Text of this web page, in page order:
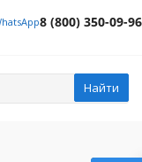
8 (800) 350-09-96
Найти